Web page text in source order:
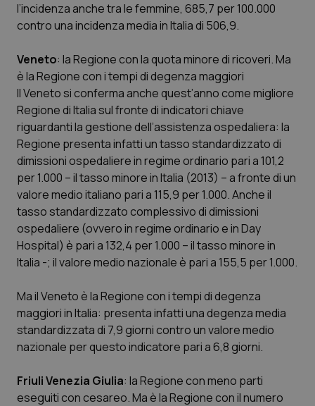
l’incidenza anche tra le femmine, 685,7 per 100.000
contro una incidenza media in Italia di 506,9.
Veneto: la Regione con la quota minore di ricoveri. Ma
è la Regione con i tempi di degenza maggiori
Il Veneto si conferma anche quest’anno come migliore
Regione di Italia sul fronte di indicatori chiave
riguardanti la gestione dell’assistenza ospedaliera: la
Regione presenta infatti un tasso standardizzato di
dimissioni ospedaliere in regime ordinario pari a 101,2
per 1.000 – il tasso minore in Italia (2013) – a fronte di un
valore medio italiano pari a 115,9 per 1.000. Anche il
tasso standardizzato complessivo di dimissioni
ospedaliere (ovvero in regime ordinario e in Day
Hospital) è pari a 132,4 per 1.000 – il tasso minore in
Italia -; il valore medio nazionale è pari a 155,5 per 1.000.
Ma il Veneto è la Regione con i tempi di degenza
maggiori in Italia: presenta infatti una degenza media
standardizzata di 7,9 giorni contro un valore medio
nazionale per questo indicatore pari a 6,8 giorni.
Friuli Venezia Giulia: la Regione con meno parti
eseguiti con cesareo. Ma è la Regione con il numero